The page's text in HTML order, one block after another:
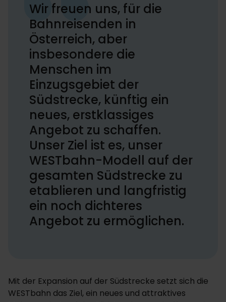
Wir freuen uns, für die
Bahnreisenden in
Österreich, aber
insbesondere die
Menschen im
Einzugsgebiet der
Südstrecke, künftig ein
neues, erstklassiges
Angebot zu schaffen.
Unser Ziel ist es, unser
WESTbahn-Modell auf der
gesamten Südstrecke zu
etablieren und langfristig
ein noch dichteres
Angebot zu ermöglichen.
Mit der Expansion auf der Südstrecke setzt sich die
WESTbahn das Ziel, ein neues und attraktives